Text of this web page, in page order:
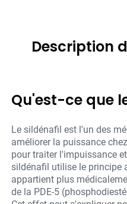
Description
Qu'est-ce que
Le sildénafil est l'un des
améliorer la puissance
pour traiter l'impuissance
sildénafil utilise le principe
appartient plus
de la PDE-5